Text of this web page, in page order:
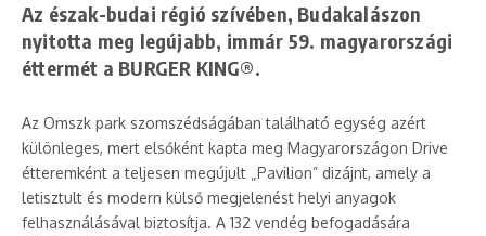
Az észak-budai régió szívében, Budakalászon
nyitotta meg legújabb, immár 59. magyarországi
éttermét a BURGER KING®.
Az Omszk park szomszédságában található egység azért
különleges, mert elsőként kapta meg Magyarországon Drive
étteremként a teljesen megújult „Pavilion” dizájnt, amely a
letisztult és modern külső megjelenést helyi anyagok
felhasználásával biztosítja. A 132 vendég befogadására